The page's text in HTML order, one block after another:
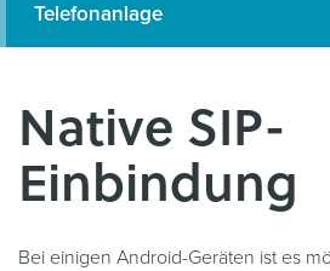
Telefonanlage
Native SIP-
Einbindung
Bei einigen Android-Geräten ist es